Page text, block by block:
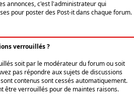
annonces, c'est l'administrateur qui
pour poster des Post-it dans chaque forum.
verrouillés ?
soit par le modérateur du forum ou soit
pas répondre aux sujets de discussions
contenus sont cessés automatiquement.
être verrouillés pour de maintes raisons.